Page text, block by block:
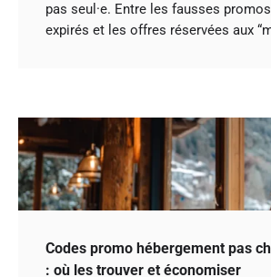
pas seul·e. Entre les fausses
expirés et les offres réservées aux
Codes promo hébergement pas
: où les trouver et économiser